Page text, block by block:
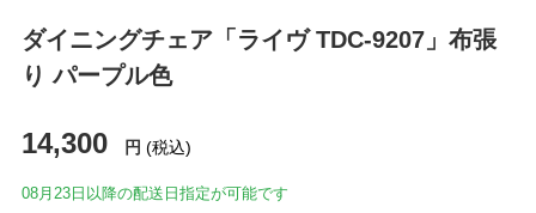
ダイニングチェア「ライヴ TDC-9207」布張
り パープル色
14,300 円 (税込)
08月23日 以降の配送日指定が可能です